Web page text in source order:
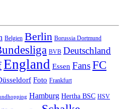
Belgien Berlin Borussia Dortmund
BVB Deutschland
England Essen FansFC
Foto Frankfurt
Hamburg Hertha BSC HSV